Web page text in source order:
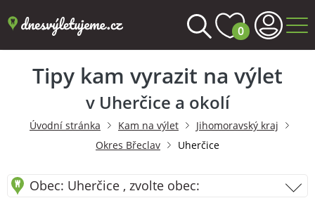
0
Tipy kam vyrazit na výlet
v Uherčice a okolí
Úvodní stránka Kam na výlet
Jihomoravský kraj
Okres Břeclav
Uherčice
Obec: Uherčice , zvolte obec: